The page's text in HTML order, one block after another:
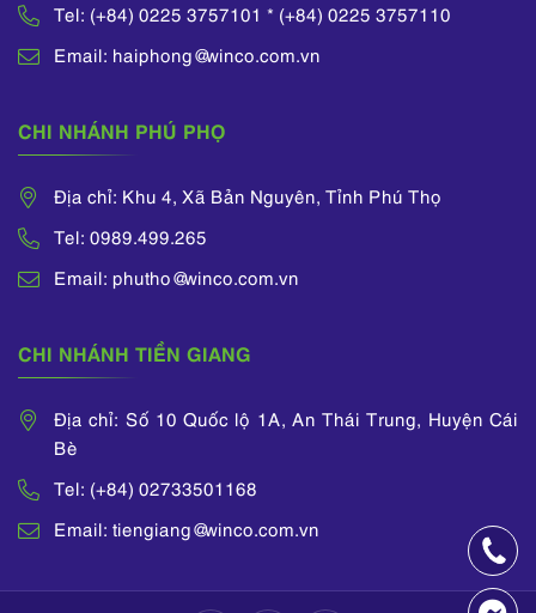
Tel: (+84) 0225 3757101 * (+84) 0225 3757110
Email: haiphong@winco.com.vn
CHI NHÁNH PHÚ PHỌ
Địa chỉ: Khu 4, Xã Bản Nguyên, Tỉnh Phú Thọ
Tel: 0989.499.265
Email: phutho@winco.com.vn
CHI NHÁNH TIỀN GIANG
Địa chỉ: Số 10 Quốc lộ 1A, An Thái Trung, Huyện Cái
Bè
Tel: (+84) 02733501168
Email: tiengiang@winco.com.vn